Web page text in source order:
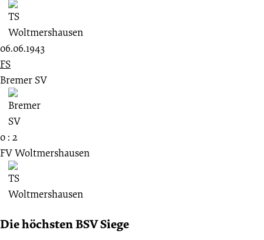
06.06.1943
FS
Bremer SV
0 : 2
FV Woltmershausen
Die höchsten BSV Siege